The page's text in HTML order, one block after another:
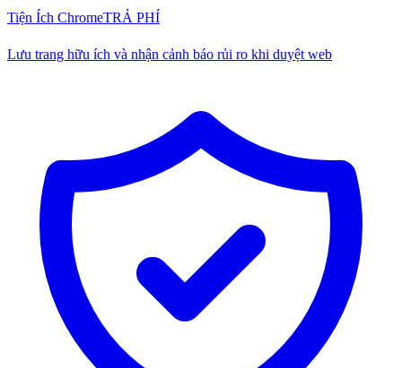
Tiện Ích ChromeTRẢ PHÍ
Lưu trang hữu ích và nhận cảnh báo rủi ro khi duyệt web